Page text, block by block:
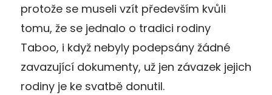
protože se museli vzít především kvůli
tomu, že se jednalo o tradici rodiny
Taboo, i když nebyly podepsány žádné
zavazující dokumenty, už jen závazek jejich
rodiny je ke svatbě donutil.